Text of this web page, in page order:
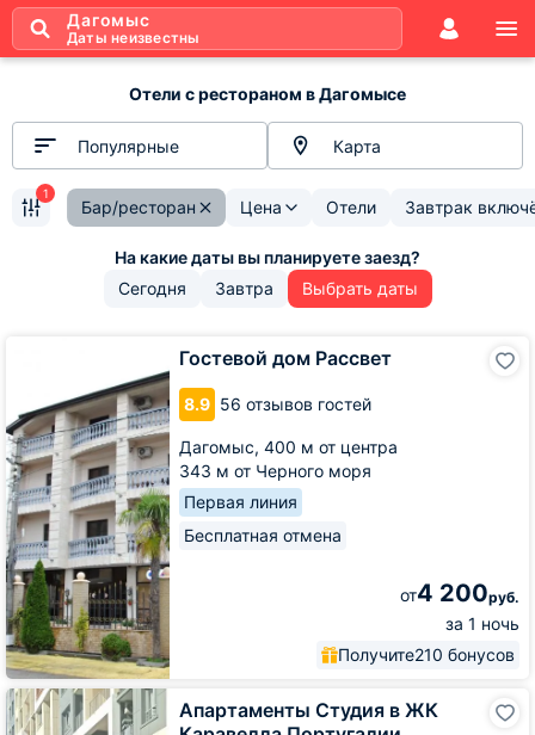
Дагомыс
Даты неизвестны
Отели с рестораном в Дагомысе
Популярные Карта
Бар/ресторан Цена Отели Завтрак
1
Сегодня Завтра Выбрать даты
Гостевой дом Рассвет
8.9 56 отзывов гостей
Дагомыс, 400 м от центра
343 м от Черного моря
Первая линия
Бесплатная отмена
от4 200руб.
за 1 ночь
Получите210 бонусов
Апартаменты Студия в ЖК
Апартаменты
Студия